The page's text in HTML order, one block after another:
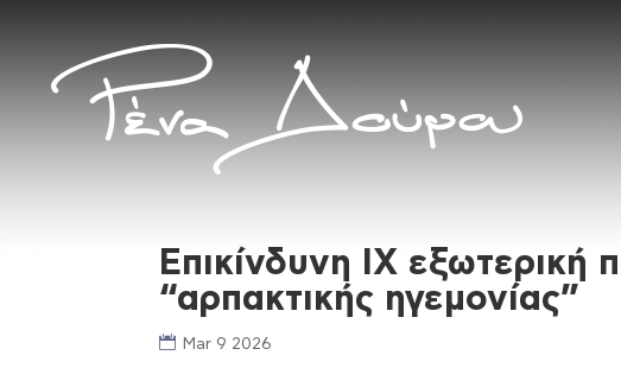
Επικίνδυνη ΙΧ εξωτερική
“αρπακτικής ηγεμονίας”
Mar 9 2026